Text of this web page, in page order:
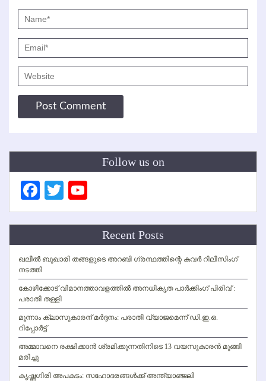
Follow us on
Facebook
Twitter
Channel
Recent Posts
ഖലീല്‍ ബുഖാരി തങ്ങളുടെ അറബി ഗ്രന്ഥത്തിന്റെ കവര്‍ റിലീസിംഗ്
നടത്തി
കോഴിക്കോട് വിമാനത്താവളത്തില്‍ അനധികൃത പാര്‍ക്കിംഗ് പിരിവ് :
പരാതി തള്ളി
മൂന്നാം ക്ലാസുകാരന് മര്‍ദ്ദനം: പരാതി വ്യാജമെന്ന് ഡി.ഇ.ഒ.
റിപ്പോര്‍ട്ട്
അമ്മാവനെ രക്ഷിക്കാന്‍ ശ്രമിക്കുന്നതിനിടെ 13 വയസുകാരന്‍ മുങ്ങി
മരിച്ചു
കൃഷ്ണഗിരി അപകടം: സഹോദരങ്ങള്‍ക്ക് അന്ത്യാഞ്ജലി